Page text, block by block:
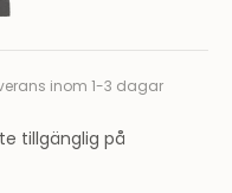
inom 1-3 dagar
tillgänglig på